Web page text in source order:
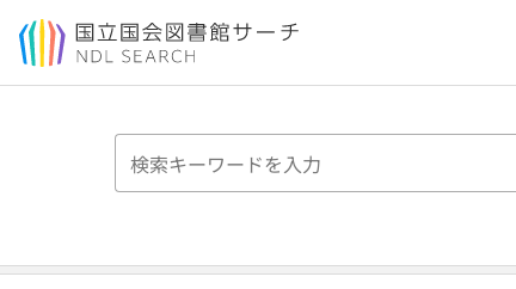
本文へ移動